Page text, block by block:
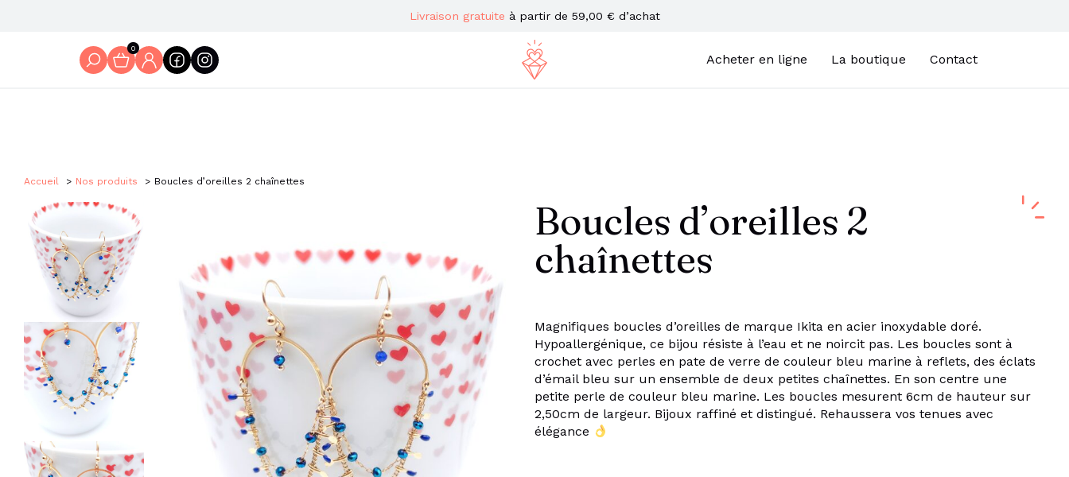
Livraison gratuite à partir de 59,00 € d’achat
0
Acheter en ligne La boutique Contact
Accueil Nos produits Boucles d’oreilles 2 chaînettes
Boucles d’oreilles 2
chaînettes
Magnifiques boucles d’oreilles de marque Ikita en acier inoxydable doré.
Hypoallergénique, ce bijou résiste à l’eau et ne noircit pas. Les boucles sont à
crochet avec perles en pate de verre de couleur bleu marine à reflets, des éclats
d’émail bleu sur un ensemble de deux petites chaînettes. En son centre une
petite perle de couleur bleu marine. Les boucles mesurent 6cm de hauteur sur
2,50cm de largeur. Bijoux raffiné et distingué. Rehaussera vos tenues avec
élégance